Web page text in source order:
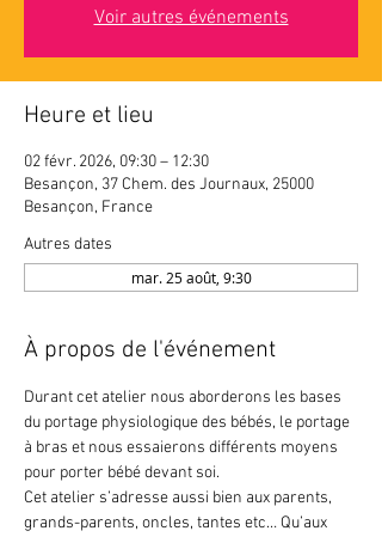
Voir autres événements
Heure et lieu
02 févr. 2026, 09:30 – 12:30
Besançon, 37 Chem. des Journaux, 25000
Besançon, France
Autres dates
mar. 25 août, 9:30
À propos de l'événement
Durant cet atelier nous aborderons les bases
du portage physiologique des bébés, le portage
à bras et nous essaierons différents moyens
pour porter bébé devant soi.
Cet atelier s’adresse aussi bien aux parents,
grands-parents, oncles, tantes etc… Qu’aux